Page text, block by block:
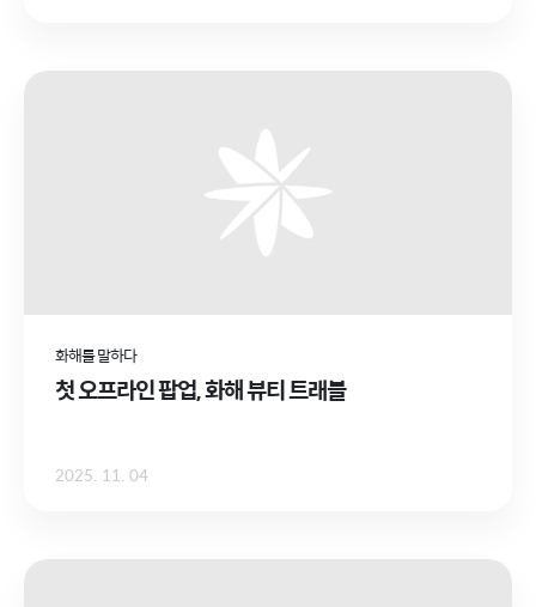
화해를 말하다
첫 오프라인 팝업, 화해 뷰티 트래블
2025. 11. 04